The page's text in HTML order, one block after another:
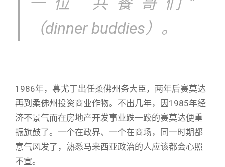
一位“共餐哥们”
（dinner buddies）。
1986年，慕尤丁出任柔佛州务大臣，两年后赛莫达
再到柔佛州投资商业作物。不出几年，因1985年经
济不景气而在房地产开发事业跌一跤的赛莫达便重
振旗鼓了。一个在政界、一个在商场，同一时期都
意气风发了，熟悉马来西亚政治的人应该都会心照
不宣。